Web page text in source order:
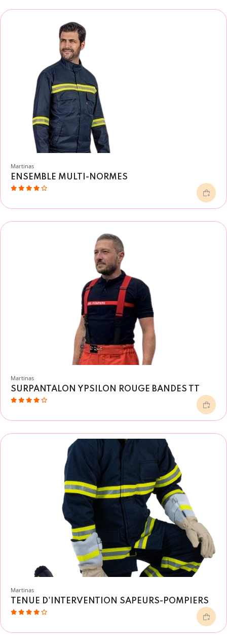
Martinas
ENSEMBLE MULTI-NORMES
Martinas
SURPANTALON YPSILON ROUGE BANDES TT
Martinas
TENUE D'INTERVENTION SAPEURS-POMPIERS